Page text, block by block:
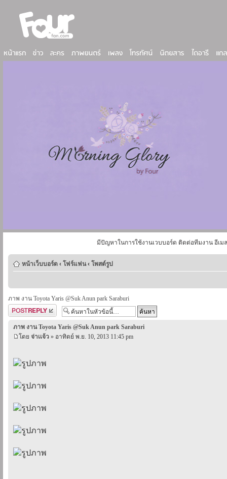
มีปัญหาในการใช้งานเวบบอร์ด ติดต่อทีมงาน อีเม
หน้าเว็บบอร์ด ‹ โฟร์แฟน ‹ โพสต์รูป
ภาพ งาน Toyota Yaris @Suk Anun park Saraburi
ตอบกระทู้
ภาพ งาน Toyota Yaris @Suk Anun park Saraburi
โดย จ่าเเจ้ว » อาทิตย์ พ.ย. 10, 2013 11:45 pm